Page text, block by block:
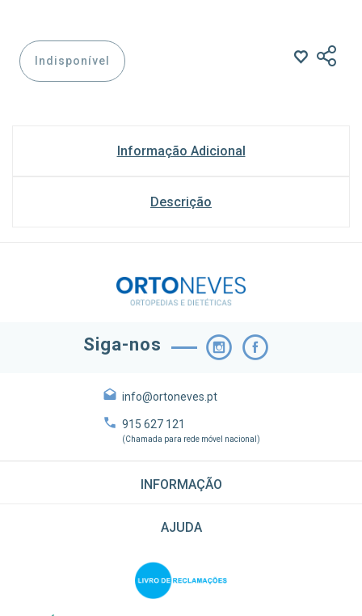
Indisponível
Informação Adicional
Descrição
Siga-nos
info@ortoneves.pt
915 627 121
(Chamada para rede móvel nacional)
INFORMAÇÃO
AJUDA